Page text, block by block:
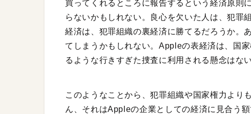
買ってくれるところに報告するという経済原則
らないかもしれない。良心を欠いた人は、犯罪
経済は、犯罪組織の裏経済に勝てるだろうか。
てしまうかもしれない。Appleの表経済は、国
るような行きすぎた捜査に利用される懸念はな
このようなことから、犯罪組織や国家権力より
ん、それはAppleの企業としての経済に見合う